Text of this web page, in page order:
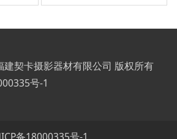
契卡摄影器材有限公司 版权所有
号-1